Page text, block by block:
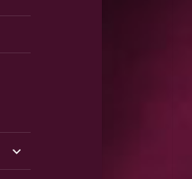
untermenü
öffnen